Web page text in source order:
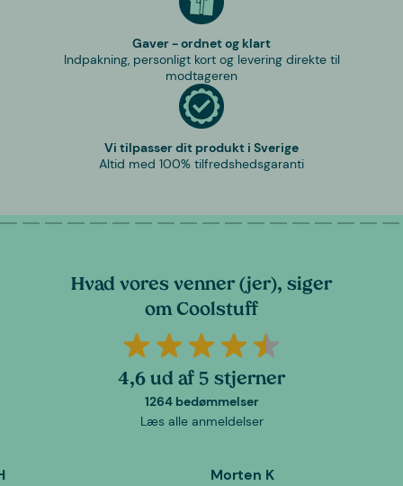
Gaver - ordnet og klart
Indpakning, personligt kort og levering direkte til
modtageren
Vi tilpasser dit produkt i Sverige
Altid med 100% tilfredshedsgaranti
Hvad vores venner (jer), siger
om Coolstuff
4,6 ud af 5 stjerner
1264 bedømmelser
Læs alle anmeldelser
Morten K